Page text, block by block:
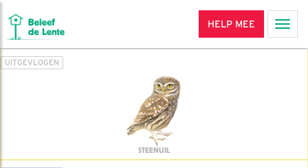
HELP MEE
UITGEVLOGEN
STEENUIL